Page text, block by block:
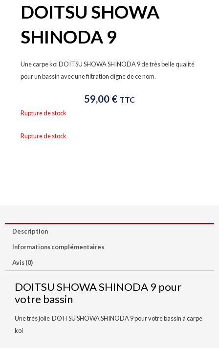
DOITSU SHOWA
SHINODA 9
Une carpe koi DOITSU SHOWA SHINODA 9 de très belle qualité
pour un bassin avec une filtration digne de ce nom.
59,00 € TTC
Rupture de stock
Rupture de stock
Description
Informations complémentaires
Avis (0)
DOITSU SHOWA SHINODA 9 pour
votre bassin
Une très jolie DOITSU SHOWA SHINODA 9 pour votre bassin à carpe
koi